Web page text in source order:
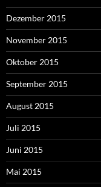
Dezember 2015
November 2015
Oktober 2015
September 2015
August 2015
Juli 2015
Juni 2015
Mai 2015